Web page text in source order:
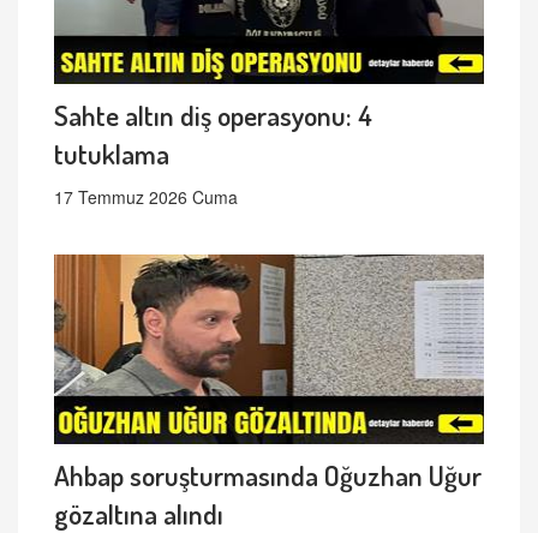
Sahte altın diş operasyonu: 4
tutuklama
17 Temmuz 2026 Cuma
Ahbap soruşturmasında Oğuzhan Uğur
gözaltına alındı